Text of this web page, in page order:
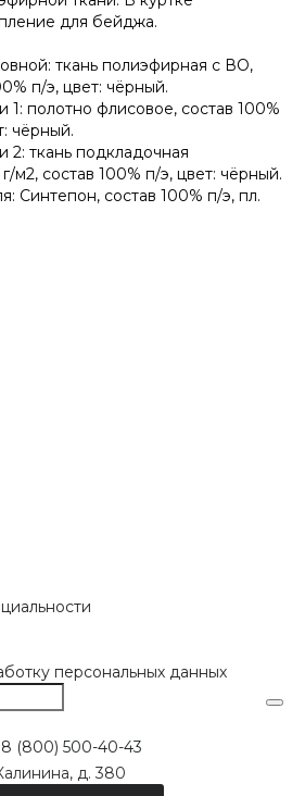
для бейджа.
ткань полиэфирная с ВО,
п/э, цвет: чёрный.
полотно флисовое, состав 100%
чёрный.
2: ткань подкладочная
м2, состав 100% п/э, цвет: чёрный.
Синтепон, состав 100% п/э, пл.
персональных данных
8 (800) 500-40-43
д. 380